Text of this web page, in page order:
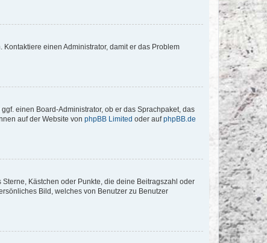
einen Administrator, damit er das Problem
einen Board-Administrator, ob er das Sprachpaket, das
auf der Website von phpBB Limited oder aufphpBB.de
Kästchen oder Punkte, die deine Beitragszahl oder
Bild, welches von Benutzer zu Benutzer